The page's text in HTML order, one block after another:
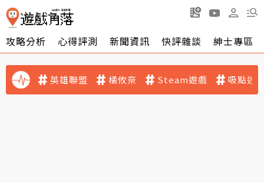
攻略分析 心得評測 新聞資訊 快評雜談 紳士專區
英雄聯盟 橘攸奈 Steam遊戲 吸點迷